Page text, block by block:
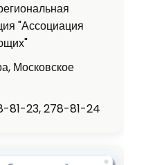
"Ассоциация
Московское
81-23, 278-81-24